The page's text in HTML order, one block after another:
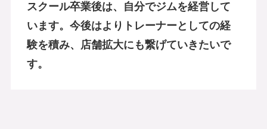
スクール卒業後は、自分でジムを経営して
います。今後はよりトレーナーとしての経
験を積み、店舗拡大にも繋げていきたいで
す。